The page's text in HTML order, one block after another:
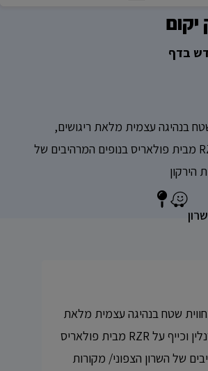
יקום
בנהיגה עצמית מלאת ריגושים,
אדרנלין וכייף על RZR מבית פולאריס בנופים המרהיבים של
הירקון
שטח בנהיגה עצמית מלאת
ריגושים, אדרנלין וכייף על RZR מבית פולאריס
של השרון הצפוני/ מקורות